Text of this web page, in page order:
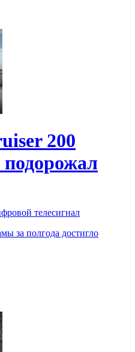
200
подорожал
телесигнал
за полгода достигло